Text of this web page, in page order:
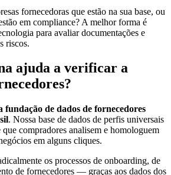
fornecedoras que estão na sua base, ou
em compliance? A melhor forma é
para avaliar documentações e
riscos.
ajuda a verificar a
fundação de dados de fornecedores
. Nossa base de dados de perfis universais
compradores analisem e homologuem
em alguns cliques.
os processos de onboarding, de
de fornecedores — graças aos dados dos